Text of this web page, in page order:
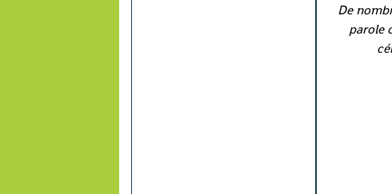
De
parole